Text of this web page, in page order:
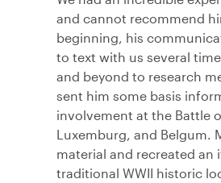
and cannot recommend
beginning, his
to text with us several
and beyond to research
sent him some basis
involvement at the Battle
Luxemburg, and Belgum.
material and recreated
traditional WWII historic